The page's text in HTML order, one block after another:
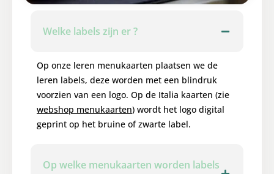
Welke labels zijn er ?
Op onze leren menukaarten plaatsen we de
leren labels, deze worden met een blindruk
voorzien van een logo. Op de Italia kaarten (zie
webshop menukaarten) wordt het logo digital
geprint op het bruine of zwarte label.
Op welke menukaarten worden labels